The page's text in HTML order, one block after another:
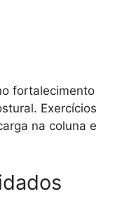
fortalecimento
Exercícios
na coluna e